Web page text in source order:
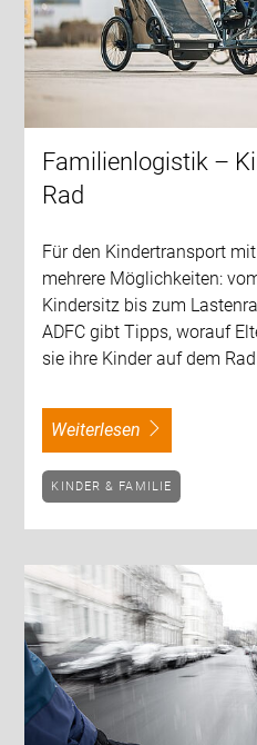
Familienlogistik –
Rad
Für den Kindertransport
mehrere Möglichkeiten:
Kindersitz bis zum
ADFC gibt Tipps, worauf
sie ihre Kinder auf dem
weiterlesen
KINDER & FAMILIE